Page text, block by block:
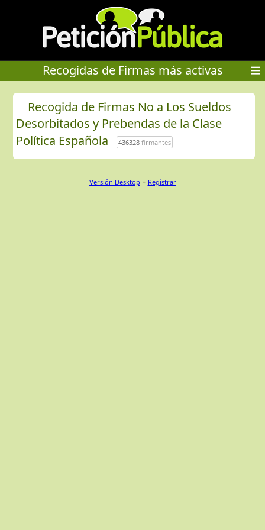
Recogidas de Firmas más activas
Recogida de Firmas No a Los Sueldos
Desorbitados y Prebendas de la Clase
Política Española
436328firmantes
Versión Desktop - Regístrar